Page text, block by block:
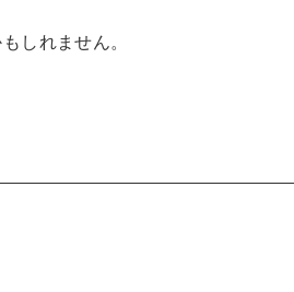
しれません。